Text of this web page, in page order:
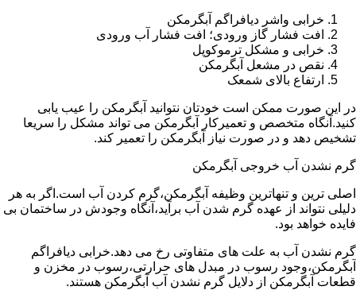
خرابی واشر دیافراگم آبگرمکن
افت فشار گاز ورودی؛ افت فشار آب ورودی
خرابی و مشکل ترموکوپل
نقص در مشعل آبگرمکن
ارتفاع بالای شمعک
در این صورت ممکن است خودتان نتوانید آبگرمکن را عیب یابی
کنید.آنگاه متخصص و تعمیرکار آبگرمکن می تواند مشکل را سریعا
تشخیص دهد و در صورت نیاز آبگرمکن را تعمیر کند.
گرم نشدن آب خروجی آبگرمکن
اصلی ترین و تنهاترین وظیفه آبگرمکن،گرم کردن آب است.اگر به هر
دلیلی نتواند از عهده گرم شدن آب برآید،آنگاه وجودش در ساختمان بی
فایده خواهد بود.
گرم نشدن آب به علت های متفاوتی رخ می دهد.خرابی دیافراگم
آبگرمکن،وجود رسوب در مبدل های حرارتی،رسوب در مخزن و
قطعات آبگرمکن از دلایل گرم نشدن آب آبگرمکن هستند.